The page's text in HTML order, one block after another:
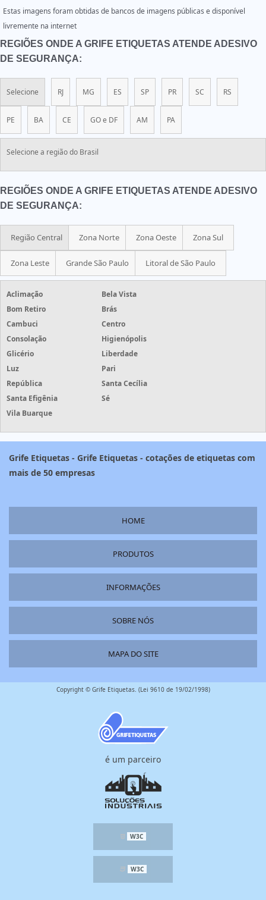
Estas imagens foram obtidas de bancos de imagens públicas e disponível
livremente na internet
REGIÕES ONDE A GRIFE ETIQUETAS ATENDE ADESIVO
DE SEGURANÇA:
Selecione RJ MG ES SP PR SC RS
PE BA CE GO e DF AM PA
Selecione a região do Brasil
REGIÕES ONDE A GRIFE ETIQUETAS ATENDE ADESIVO
DE SEGURANÇA:
Região Central Zona Norte Zona Oeste Zona Sul
Zona Leste Grande São Paulo Litoral de São Paulo
Aclimação
Bela Vista
Bom Retiro
Brás
Cambuci
Centro
Consolação
Higienópolis
Glicério
Liberdade
Luz
Pari
República
Santa Cecília
Santa Efigênia
Sé
Vila Buarque
Grife Etiquetas - Grife Etiquetas - cotações de etiquetas com
mais de 50 empresas
HOME
PRODUTOS
INFORMAÇÕES
SOBRE NÓS
MAPA DO SITE
Copyright © Grife Etiquetas. (Lei 9610 de 19/02/1998)
é um parceiro
W3C
W3C